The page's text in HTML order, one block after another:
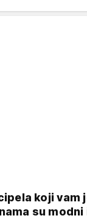
koji vam
su